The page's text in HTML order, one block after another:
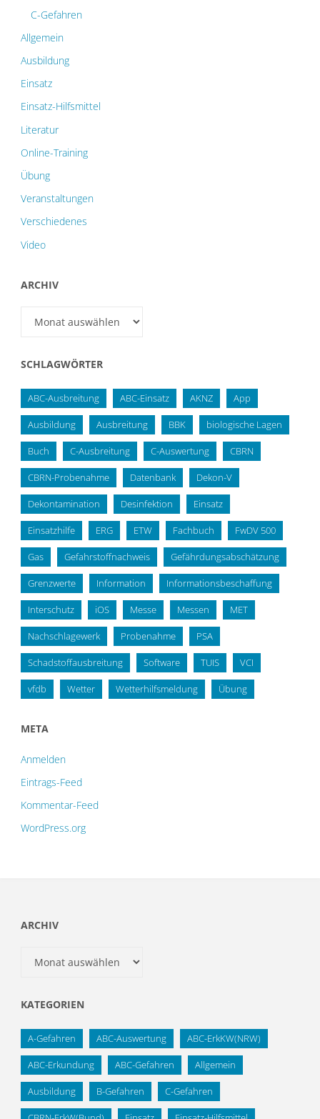
C-Gefahren
Allgemein
Ausbildung
Einsatz
Einsatz-Hilfsmittel
Literatur
Online-Training
Übung
Veranstaltungen
Verschiedenes
Video
ARCHIV
SCHLAGWÖRTER
ABC-Ausbreitung ABC-Einsatz AKNZ App
Ausbildung Ausbreitung BBK biologische Lagen
Buch C-Ausbreitung C-Auswertung CBRN
CBRN-Probenahme Datenbank Dekon-V
Dekontamination Desinfektion Einsatz
Einsatzhilfe ERG ETW Fachbuch FwDV 500
Gas Gefahrstoffnachweis Gefährdungsabschätzung
Grenzwerte Information Informationsbeschaffung
Interschutz iOS Messe Messen MET
Nachschlagewerk Probenahme PSA
Schadstoffausbreitung Software TUIS VCI
vfdb Wetter Wetterhilfsmeldung Übung
META
Anmelden
Eintrags-Feed
Kommentar-Feed
WordPress.org
ARCHIV
KATEGORIEN
A-Gefahren ABC-Auswertung ABC-ErkKW(NRW)
ABC-Erkundung ABC-Gefahren Allgemein
Ausbildung B-Gefahren C-Gefahren